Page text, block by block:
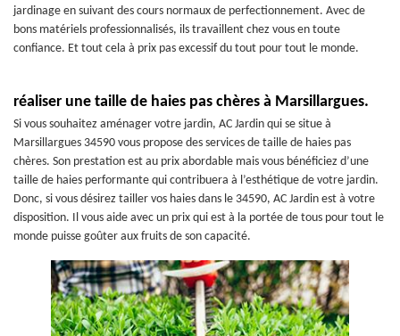
jardinage en suivant des cours normaux de perfectionnement. Avec de
bons matériels professionnalisés, ils travaillent chez vous en toute
confiance. Et tout cela à prix pas excessif du tout pour tout le monde.
réaliser une taille de haies pas chères à Marsillargues.
Si vous souhaitez aménager votre jardin, AC Jardin qui se situe à
Marsillargues 34590 vous propose des services de taille de haies pas
chères. Son prestation est au prix abordable mais vous bénéficiez d’une
taille de haies performante qui contribuera à l’esthétique de votre jardin.
Donc, si vous désirez tailler vos haies dans le 34590, AC Jardin est à votre
disposition. Il vous aide avec un prix qui est à la portée de tous pour tout le
monde puisse goûter aux fruits de son capacité.